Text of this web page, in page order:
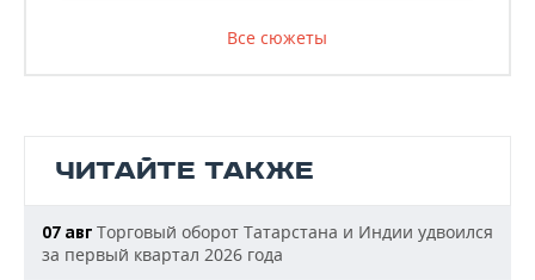
Все сюжеты
ЧИТАЙТЕ ТАКЖЕ
07 авг Торговый оборот Татарстана и Индии удвоился
за первый квартал 2026 года